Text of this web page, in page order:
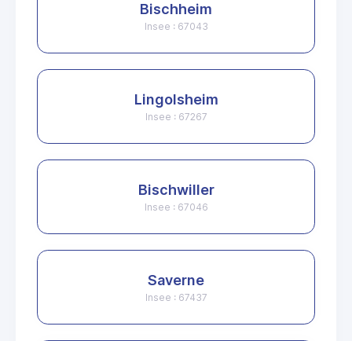
Bischheim
Insee : 67043
Lingolsheim
Insee : 67267
Bischwiller
Insee : 67046
Saverne
Insee : 67437